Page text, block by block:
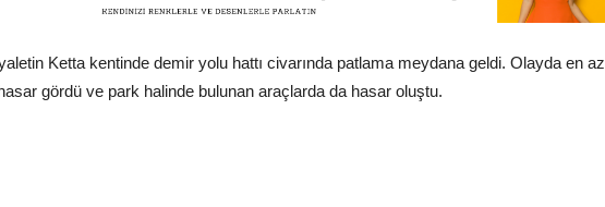
Ketta kentinde demir yolu hattı civarında patlama meydana geldi. Olayda en az
gördü ve park halinde bulunan araçlarda da hasar oluştu.